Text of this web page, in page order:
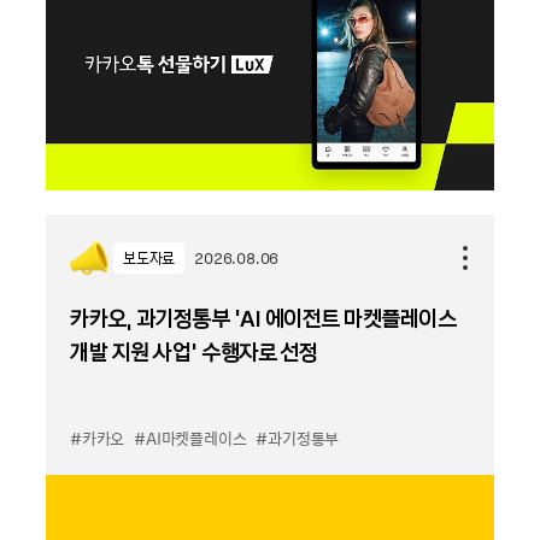
보도자료 2026.08.06
카카오, 과기정통부 ‘AI 에이전트 마켓플레이스
개발 지원 사업’ 수행자로 선정
#카카오 #AI마켓플레이스 #과기정통부